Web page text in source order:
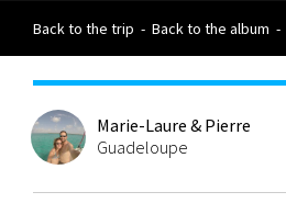
Back to the trip - Back to the album -
Marie-Laure & Pierre
Guadeloupe